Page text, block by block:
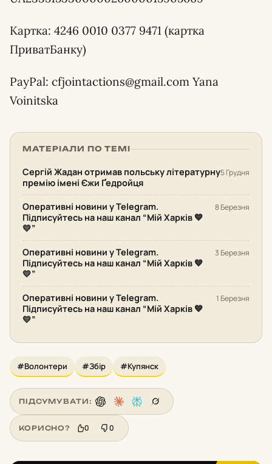
Картка: 4246 0010 0377 9471 (картка
ПриватБанку)
PayPal: cfjointactions@gmail.com Yana
Voinitska
МАТЕРІАЛИ ПО ТЕМІ
Сергій Жадан отримав польську літературну
премію імені Єжи Ґедройця
5 Грудня
Оперативні новини у Telegram.
Підписуйтесь на наш канал “Мій Харків 💙
💛”
8 Березня
Оперативні новини у Telegram.
Підписуйтесь на наш канал “Мій Харків 💙
💛”
3 Березня
Оперативні новини у Telegram.
Підписуйтесь на наш канал “Мій Харків 💙
💛”
1 Березня
#Волонтери #Збір #Купянск
ПІДСУМУВАТИ:
КОРИСНО? 0 0